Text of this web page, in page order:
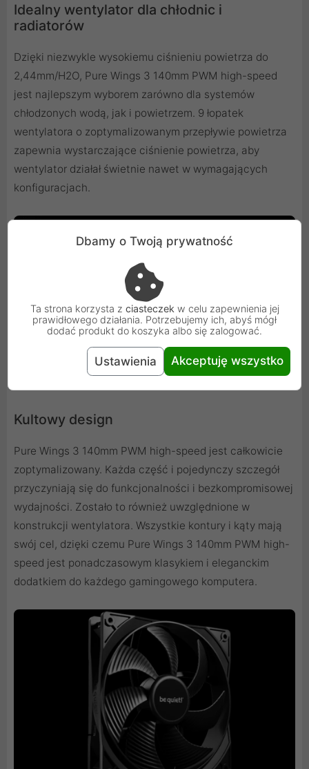
Idealny wentylator dla chłodnic i
radiatorów
Dzięki niezwykle wysokiemu ciśnieniu powietrza do
2,44mm/H2O, Pure Wings 3 140mm PWM high-speed
jest najlepszym wyborem zarówno dla systemów
chłodzonych wodą, jak i powietrzem. 9 łopatek
wentylatora o zoptymalizowanym przepływie powietrza
zapewnia wystarczające ciśnienie powietrza, aby
wentylator działał świetnie nawet w wymagających
konfiguracjach.
Kultowy design
Pure Wings 3 140mm PWM high-speed jest całkowicie
zoptymalizowany. Każda część i pojedynczy szczegół
przyczyniają się do funkcjonalności i bezkompromisowej
wydajności. Zostało to również uwzględnione w
konstrukcji wentylatora. Wszystkie kontury i kąty mają
swój cel, dzięki czemu Pure Wings 3 140mm PWM high-
speed jest ponadczasowym klasykiem i eleganckim
dodatkiem do każdego gamingowego komputera.
Dbamy o Twoją prywatność
Ta strona korzysta z ciasteczek w celu zapewnienia jej
prawidłowego działania. Potrzebujemy ich, abyś mógł
dodać produkt do koszyka albo się zalogować.
Ustawienia Akceptuję wszystko